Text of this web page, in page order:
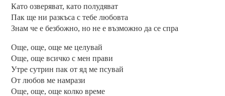
Като озверяват, като полудяват
Пак ще ни разкъса с тебе любовта
Знам че е безбожно, но не е възможно да се спра
Още, още, още ме целувай
Още, още всичко с мен прави
Утре сутрин пак от яд ме псувай
От любов ме намрази
Още, още, още колко време